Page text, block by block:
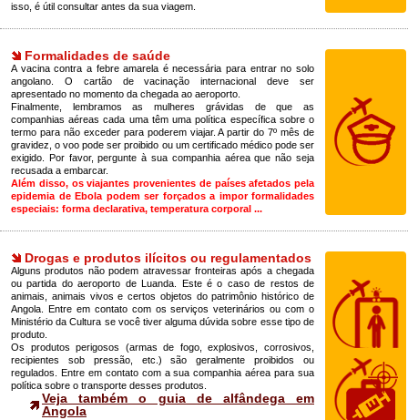
isso, é útil consultar antes da sua viagem.
Formalidades de saúde
A vacina contra a febre amarela é necessária para entrar no solo
angolano. O cartão de vacinação internacional deve ser
apresentado no momento da chegada ao aeroporto.
Finalmente, lembramos as mulheres grávidas de que as
companhias aéreas cada uma têm uma política específica sobre o
termo para não exceder para poderem viajar. A partir do 7º mês de
gravidez, o voo pode ser proibido ou um certificado médico pode ser
exigido. Por favor, pergunte à sua companhia aérea que não seja
recusada a embarcar.
Além disso, os viajantes provenientes de países afetados pela
epidemia de Ebola podem ser forçados a impor formalidades
especiais: forma declarativa, temperatura corporal ...
Drogas e produtos ilícitos ou regulamentados
Alguns produtos não podem atravessar fronteiras após a chegada
ou partida do aeroporto de Luanda. Este é o caso de restos de
animais, animais vivos e certos objetos do patrimônio histórico de
Angola. Entre em contato com os serviços veterinários ou com o
Ministério da Cultura se você tiver alguma dúvida sobre esse tipo de
produto.
Os produtos perigosos (armas de fogo, explosivos, corrosivos,
recipientes sob pressão, etc.) são geralmente proibidos ou
regulados. Entre em contato com a sua companhia aérea para sua
política sobre o transporte desses produtos.
Veja também o guia de alfândega em
Angola